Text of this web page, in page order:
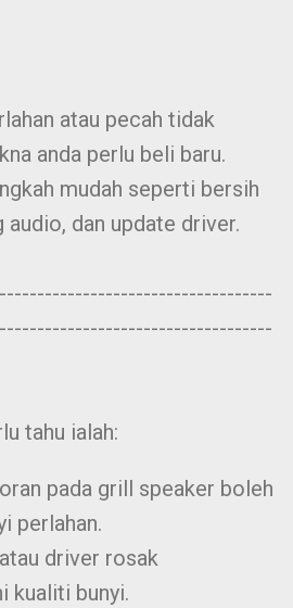
atau pecah tidak
anda perlu beli baru.
mudah seperti bersih
dan update driver.
tahu ialah:
pada grill speaker boleh
perlahan.
driver rosak
kualiti bunyi.